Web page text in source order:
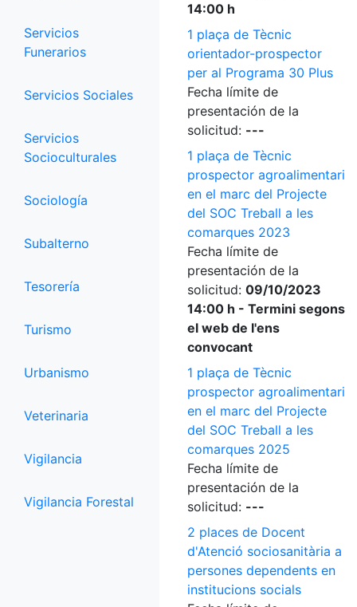
Servicios
Funerarios
Servicios Sociales
Servicios
Socioculturales
Sociología
Subalterno
Tesorería
Turismo
Urbanismo
Veterinaria
Vigilancia
Vigilancia Forestal
14:00 h
1 plaça de Tècnic
orientador-prospector
per al Programa 30 Plus
Fecha límite de
presentación de la
solicitud: ---
1 plaça de Tècnic
prospector agroalimentari
en el marc del Projecte
del SOC Treball a les
comarques 2023
Fecha límite de
presentación de la
solicitud: 09/10/2023
14:00 h - Termini segons
el web de l'ens
convocant
1 plaça de Tècnic
prospector agroalimentari
en el marc del Projecte
del SOC Treball a les
comarques 2025
Fecha límite de
presentación de la
solicitud: ---
2 places de Docent
d'Atenció sociosanitària a
persones dependents en
institucions socials